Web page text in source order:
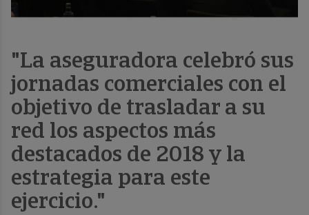
"La aseguradora celebró sus
jornadas comerciales con el
objetivo de trasladar a su
red los aspectos más
destacados de 2018 y la
estrategia para este
ejercicio."